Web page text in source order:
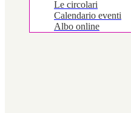
Le circolari
Calendario eventi
Albo online